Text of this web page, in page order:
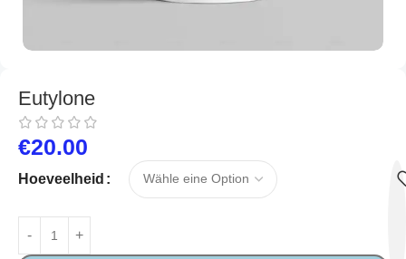
Eutylone
€20.00
Hoeveelheid